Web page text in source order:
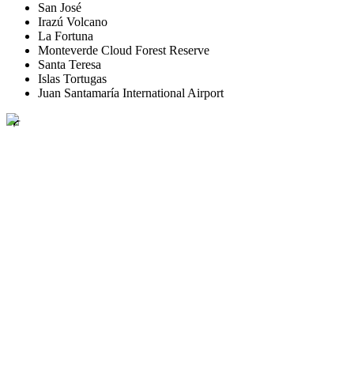
San José
Irazú Volcano
La Fortuna
Monteverde Cloud Forest Reserve
Santa Teresa
Islas Tortugas
Juan Santamaría International Airport